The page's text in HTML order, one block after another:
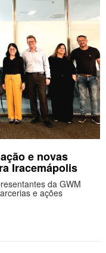
e novas
Iracemápolis
da GWM
e ações